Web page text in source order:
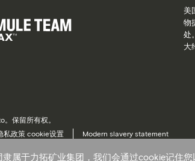
美
物
处
大
保留所有权。
私政策 cookie设置
Modern slavery statement
隶属于力拓矿业集团，我们会通过cookie记住